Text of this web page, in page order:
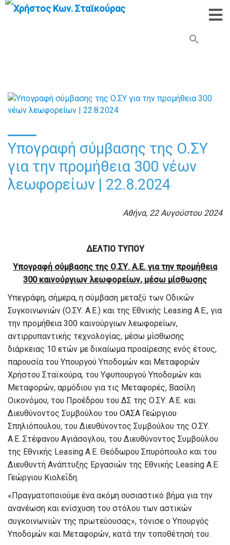
Υπογραφή σύμβασης της Ο.ΣΥ
για την προμήθεια 300 νέων
λεωφορείων | 22.8.2024
Αθήνα, 22 Αυγούστου 2024
ΔΕΛΤΙΟ ΤΥΠΟΥ
Υπογραφή σύμβασης της Ο.ΣΥ. Α.Ε. για την προμήθεια
300 καινούργιων λεωφορείων, μέσω μίσθωσης
Υπεγράφη, σήμερα, η σύμβαση μεταξύ των Οδικών
Συγκοινωνιών (Ο.ΣΥ. Α.Ε.) και της Εθνικής Leasing Α.Ε., για
την προμήθεια 300 καινούργιων λεωφορείων,
αντιρρυπαντικής τεχνολογίας, μέσω μίσθωσης
διάρκειας 10 ετών με δικαίωμα προαίρεσης ενός έτους,
παρουσία του Υπουργού Υποδομών και Μεταφορών
Χρήστου Σταϊκούρα, του Υφυπουργού Υποδομών και
Μεταφορών, αρμόδιου για τις Μεταφορές, Βασίλη
Οικονόμου, του Προέδρου του ΔΣ της Ο.ΣΥ. Α.Ε. και
Διευθύνοντος Συμβούλου του ΟΑΣΑ Γεώργιου
Σπηλιόπουλου, του Διευθύνοντος Συμβούλου της Ο.ΣΥ.
Α.Ε. Στέφανου Αγιάσογλου, του Διευθύνοντος Συμβούλου
της Εθνικής Leasing Α.Ε. Θεόδωρου Σπυρόπουλο και του
Διευθυντή Ανάπτυξης Εργασιών της Εθνικής Leasing Α.Ε.
Γεώργιου Κιολεΐδη.
«Πραγματοποιούμε ένα ακόμη ουσιαστικό βήμα για την
ανανέωση και ενίσχυση του στόλου των αστικών
συγκοινωνιών της πρωτεύουσας», τόνισε ο Υπουργός
Υποδομών και Μεταφορών, κατά την τοποθέτησή του.